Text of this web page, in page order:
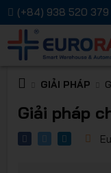
(+84) 938 520 379
GIẢI PHÁP
Giải pháp